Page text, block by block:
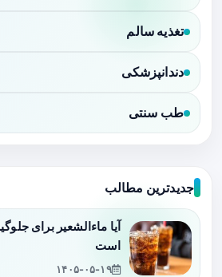
تغذیه سالم
دندانپزشکی
طب سنتی
جدیدترین مطالب
آیا ماءالشعیر برای
است
۱۴۰۵-۰۵-۱۹